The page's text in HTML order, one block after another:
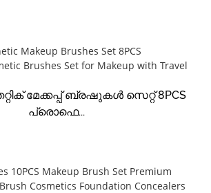
മേക്കപ്പ് ബ്രഷുകൾ സെറ്റ് 8PCS
പ്രൊഫെ...